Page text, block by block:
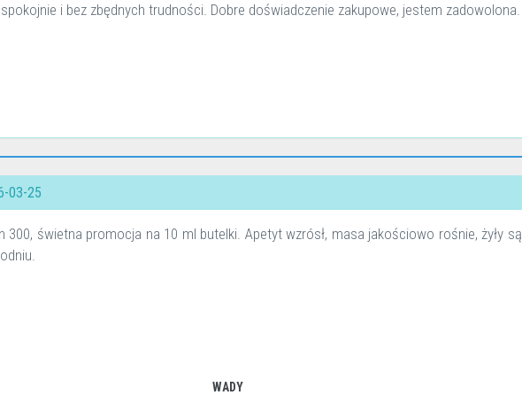
i bez zbędnych trudności. Dobre doświadczenie zakupowe, jestem zadowolona.
03-25
300, świetna promocja na 10 ml butelki. Apetyt wzrósł, masa jakościowo rośnie, żyły są
WADY